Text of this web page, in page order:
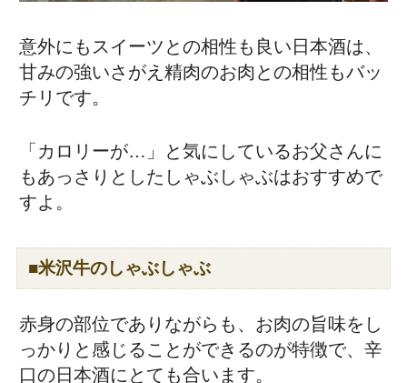
意外にもスイーツとの相性も良い日本酒は、
甘みの強いさがえ精肉のお肉との相性もバッ
チリです。
「カロリーが…」と気にしているお父さんに
もあっさりとしたしゃぶしゃぶはおすすめで
すよ。
■米沢牛のしゃぶしゃぶ
赤身の部位でありながらも、お肉の旨味をし
っかりと感じることができるのが特徴で、辛
口の日本酒にとても合います。